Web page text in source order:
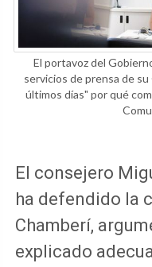
El portavoz del
servicios de prensa de
últimos días" por qué
El consejero
ha defendido la
Chamberí,
explicado